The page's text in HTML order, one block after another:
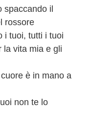
spaccando il
rossore
i tuoi, tutti i tuoi
la vita mia e gli
è in mano a
non te lo